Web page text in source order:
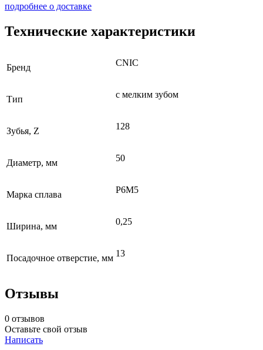
подробнее о доставке
Технические характеристики
Бренд CNIC
Тип с мелким зубом
Зубья, Z 128
Диаметр, мм 50
Марка сплава Р6М5
Ширина, мм 0,25
Посадочное отверстие, мм 13
Отзывы
0 отзывов
Оставьте свой отзыв
Написать